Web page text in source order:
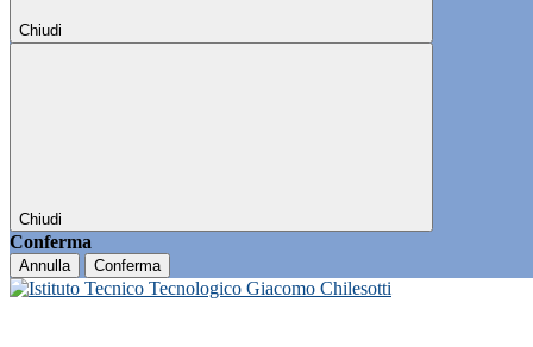
Chiudi
Chiudi
Conferma
Annulla Conferma